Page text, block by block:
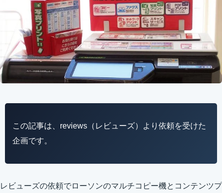
この記事は、reviews（レビューズ）より依頼を受けた
企画です。
レビューズの依頼でローソンのマルチコピー機とコンテンツプ